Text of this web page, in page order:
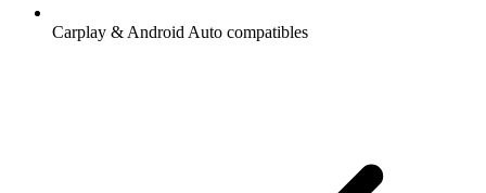
Carplay & Android Auto compatibles